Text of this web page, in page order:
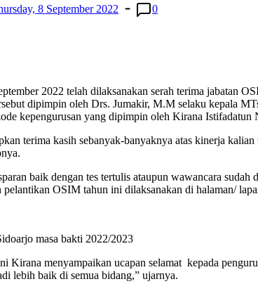
8 September 2022 0
2022 telah dilaksanakan serah terima jabatan
dipimpin oleh Drs. Jumakir, M.M selaku kepala
kepengurusan yang dipimpin oleh Kirana Istifadatun
terima kasih sebanyak-banyaknya atas kinerja
baik dengan tes tertulis ataupun wawancara
pelantikan OSIM tahun ini dilaksanakan di halaman/
masa bakti 2022/2023
Kirana menyampaikan ucapan selamat kepada
lebih baik di semua bidang,” ujarnya.